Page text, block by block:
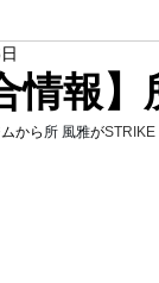
情報
から 所 風雅がSTRIKE